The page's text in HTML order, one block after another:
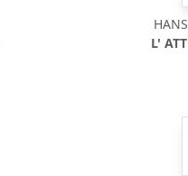
L'